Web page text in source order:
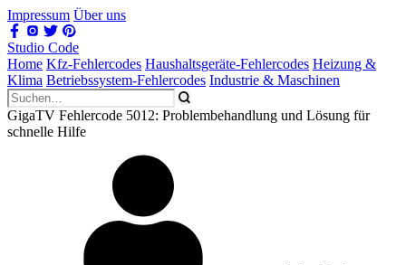
Impressum Über uns
Studio Code
Home Kfz-Fehlercodes Haushaltsgeräte-Fehlercodes Heizung &
Klima Betriebssystem-Fehlercodes Industrie & Maschinen
GigaTV Fehlercode 5012: Problembehandlung und Lösung für
schnelle Hilfe